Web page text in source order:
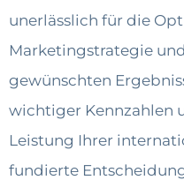
unerlässlich für die
Marketingstrategie
gewünschten
wichtiger Kennzahlen
Leistung Ihrer
fundierte